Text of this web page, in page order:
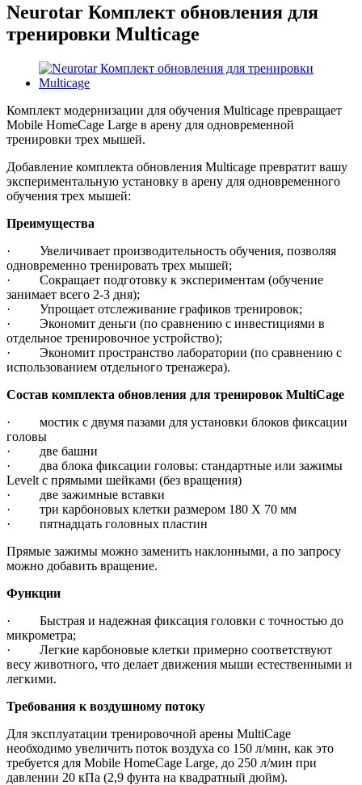
Neurotar Комплект обновления для
тренировки Multicage
Комплект модернизации для обучения Multicage превращает
Mobile HomeCage Large в арену для одновременной
тренировки трех мышей.
Добавление комплекта обновления Multicage превратит вашу
экспериментальную установку в арену для одновременного
обучения трех мышей:
Преимущества
· Увеличивает производительность обучения, позволяя
одновременно тренировать трех мышей;
· Сокращает подготовку к экспериментам (обучение
занимает всего 2-3 дня);
· Упрощает отслеживание графиков тренировок;
· Экономит деньги (по сравнению с инвестициями в
отдельное тренировочное устройство);
· Экономит пространство лаборатории (по сравнению с
использованием отдельного тренажера).
Состав комплекта обновления для тренировок MultiCage
· мостик с двумя пазами для установки блоков фиксации
головы
· две башни
· два блока фиксации головы: стандартные или зажимы
Levelt с прямыми шейками (без вращения)
· две зажимные вставки
· три карбоновых клетки размером 180 X 70 мм
· пятнадцать головных пластин
Прямые зажимы можно заменить наклонными, а по запросу
можно добавить вращение.
Функции
· Быстрая и надежная фиксация головки с точностью до
микрометра;
· Легкие карбоновые клетки примерно соответствуют
весу животного, что делает движения мыши естественными и
легкими.
Требования к воздушному потоку
Для эксплуатации тренировочной арены MultiCage
необходимо увеличить поток воздуха со 150 л/мин, как это
требуется для Mobile HomeCage Large, до 250 л/мин при
давлении 20 кПа (2,9 фунта на квадратный дюйм).